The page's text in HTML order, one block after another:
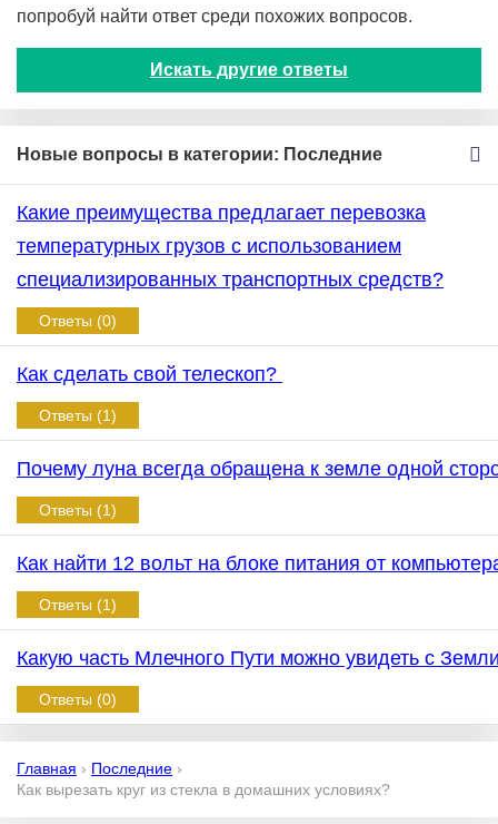
попробуй найти ответ среди похожих вопросов.
Искать другие ответы
Новые вопросы в категории: Последние
Какие преимущества предлагает перевозка
температурных грузов с использованием
специализированных транспортных средств?
Ответы (0)
Как сделать свой телескоп?
Ответы (1)
Почему луна всегда обращена к земле одной
Ответы (1)
Как найти 12 вольт на блоке питания от
Ответы (1)
Какую часть Млечного Пути можно увидеть с
Ответы (0)
Главная › Последние ›
Как вырезать круг из стекла в домашних условиях?